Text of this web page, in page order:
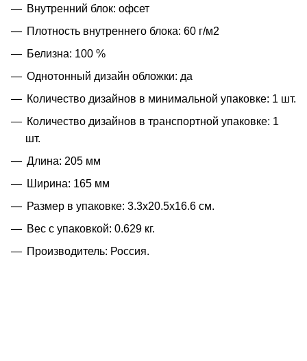
Внутренний блок: офсет
Плотность внутреннего блока: 60 г/м2
Белизна: 100 %
Однотонный дизайн обложки: да
Количество дизайнов в минимальной упаковке: 1 шт.
Количество дизайнов в транспортной упаковке: 1
шт.
Длина: 205 мм
Ширина: 165 мм
Размер в упаковке: 3.3x20.5x16.6 см.
Вес с упаковкой: 0.629 кг.
Производитель: Россия.